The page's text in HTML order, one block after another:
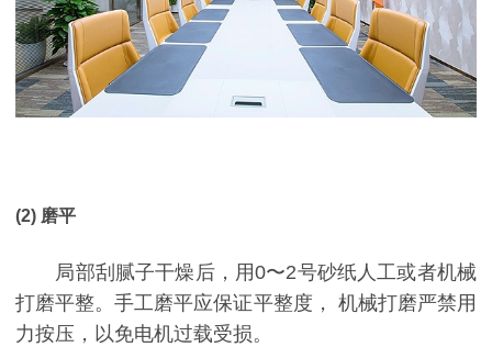
(2) 磨平
局部刮腻子干燥后，用0〜2号砂纸人工或者机械
打磨平整。手工磨平应保证平整度， 机械打磨严禁用
力按压，以免电机过载受损。